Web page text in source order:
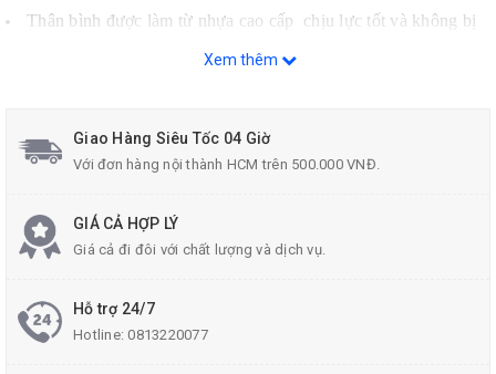
Thân bình được làm từ nhựa cao cấp chịu lực tốt và không bị
ảnh hưởng tới hóa chất, chống bám bẩn và an toàn với sức khỏe
Lò xo được làm bằng thép không rỉ cứng cáp.
Xem thêm
Giao Hàng Siêu Tốc 04 Giờ
Với đơn hàng nội thành HCM trên 500.000 VNĐ.
GIÁ CẢ HỢP LÝ
Giá cả đi đôi với chất lượng và dịch vụ.
Hỗ trợ 24/7
Hotline:0813220077